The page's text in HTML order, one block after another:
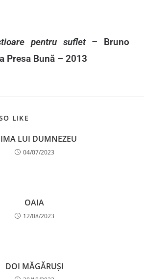
pentru suflet– Bruno
Presa Bună – 2013
LIKE
LUI DUMNEZEU
04/07/2023
OAIA
12/08/2023
DOI MĂGĂRUȘI